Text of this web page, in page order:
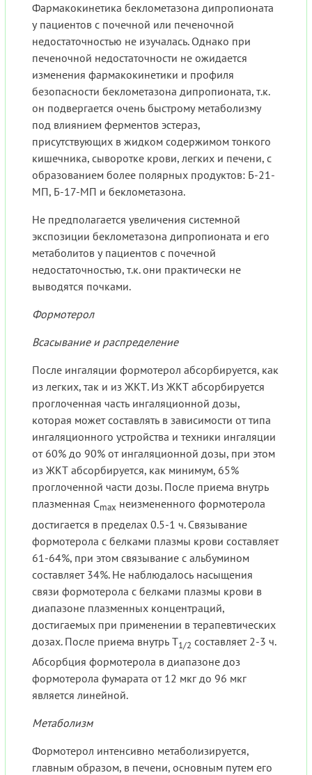
Фармакокинетика беклометазона дипропионата
у пациентов с почечной или печеночной
недостаточностью не изучалась. Однако при
печеночной недостаточности не ожидается
изменения фармакокинетики и профиля
безопасности беклометазона дипропионата, т.к.
он подвергается очень быстрому метаболизму
под влиянием ферментов эстераз,
присутствующих в жидком содержимом тонкого
кишечника, сыворотке крови, легких и печени, с
образованием более полярных продуктов: Б-21-
МП, Б-17-МП и беклометазона.
Не предполагается увеличения системной
экспозиции беклометазона дипропионата и его
метаболитов у пациентов с почечной
недостаточностью, т.к. они практически не
выводятся почками.
Формотерол
Всасывание и распределение
После ингаляции формотерол абсорбируется, как
из легких, так и из ЖКТ. Из ЖКТ абсорбируется
проглоченная часть ингаляционной дозы,
которая может составлять в зависимости от типа
ингаляционного устройства и техники ингаляции
от 60% до 90% от ингаляционной дозы, при этом
из ЖКТ абсорбируется, как минимум, 65%
проглоченной части дозы. После приема внутрь
плазменная Cmax неизмененного формотерола
достигается в пределах 0.5-1 ч. Связывание
формотерола с белками плазмы крови составляет
61-64%, при этом связывание с альбумином
составляет 34%. Не наблюдалось насыщения
связи формотерола с белками плазмы крови в
диапазоне плазменных концентраций,
достигаемых при применении в терапевтических
дозах. После приема внутрь T1/2 составляет 2-3 ч.
Абсорбция формотерола в диапазоне доз
формотерола фумарата от 12 мкг до 96 мкг
является линейной.
Метаболизм
Формотерол интенсивно метаболизируется,
главным образом, в печени, основным путем его